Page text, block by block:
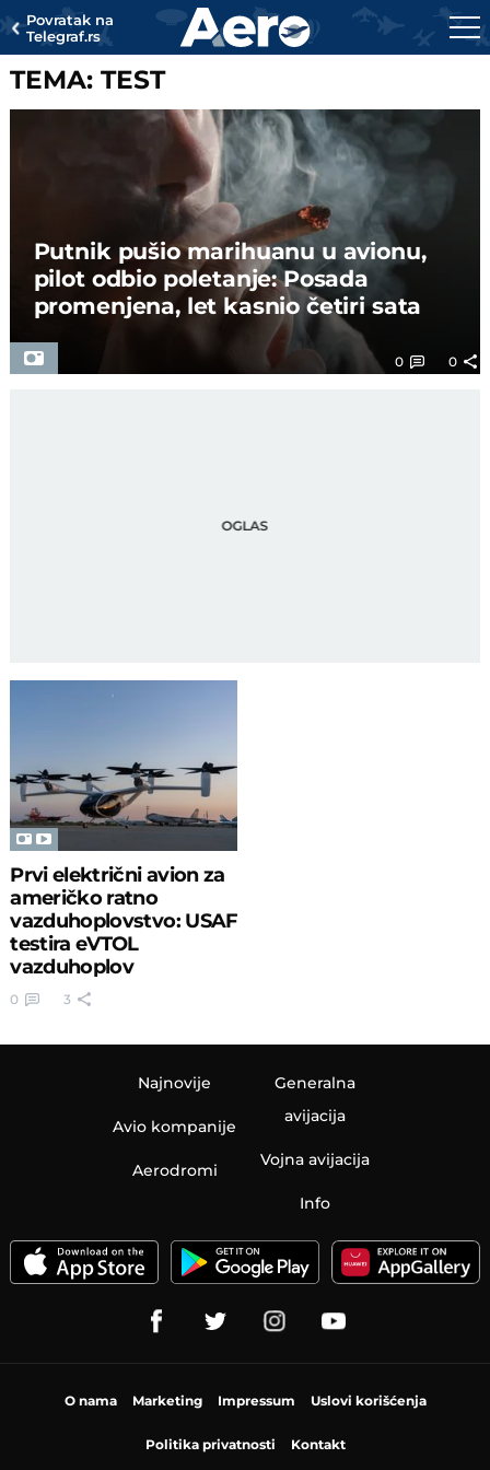
Povratak na
Telegraf.rs
TEMA: TEST
Putnik pušio marihuanu u avionu,
pilot odbio poletanje: Posada
promenjena, let kasnio četiri sata
0 0
Prvi električni avion za
američko ratno
vazduhoplovstvo: USAF
testira eVTOL
vazduhoplov
0 3
Najnovije
Avio kompanije
Aerodromi
Generalna
avijacija
Vojna avijacija
Info
O nama Marketing Impressum Uslovi korišćenja
Politika privatnosti Kontakt